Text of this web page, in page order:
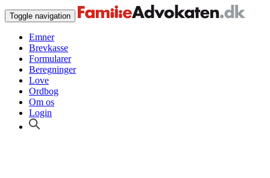
Toggle navigation
Emner
Brevkasse
Formularer
Beregninger
Love
Ordbog
Om os
Login